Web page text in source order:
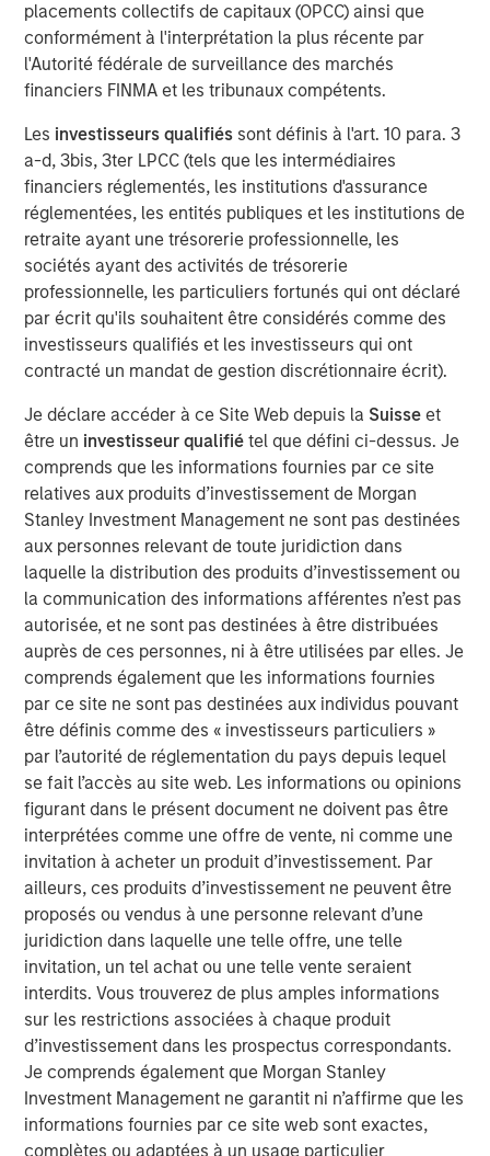
placements collectifs de capitaux (OPCC) ainsi que
conformément à l'interprétation la plus récente par
l'Autorité fédérale de surveillance des marchés
financiers FINMA et les tribunaux compétents.
Les investisseurs qualifiés sont définis à l'art. 10 para. 3
a-d, 3bis, 3ter LPCC (tels que les intermédiaires
financiers réglementés, les institutions d'assurance
réglementées, les entités publiques et les institutions de
retraite ayant une trésorerie professionnelle, les
sociétés ayant des activités de trésorerie
professionnelle, les particuliers fortunés qui ont déclaré
par écrit qu'ils souhaitent être considérés comme des
investisseurs qualifiés et les investisseurs qui ont
contracté un mandat de gestion discrétionnaire écrit).
Je déclare accéder à ce Site Web depuis la Suisse et
être un investisseur qualifiétel que défini ci-dessus. Je
comprends que les informations fournies par ce site
relatives aux produits d’investissement de Morgan
Stanley Investment Management ne sont pas destinées
aux personnes relevant de toute juridiction dans
laquelle la distribution des produits d’investissement ou
la communication des informations afférentes n’est pas
autorisée, et ne sont pas destinées à être distribuées
auprès de ces personnes, ni à être utilisées par elles. Je
comprends également que les informations fournies
par ce site ne sont pas destinées aux individus pouvant
être définis comme des « investisseurs particuliers »
par l’autorité de réglementation du pays depuis lequel
se fait l’accès au site web. Les informations ou opinions
figurant dans le présent document ne doivent pas être
interprétées comme une offre de vente, ni comme une
invitation à acheter un produit d’investissement. Par
ailleurs, ces produits d’investissement ne peuvent être
proposés ou vendus à une personne relevant d’une
juridiction dans laquelle une telle offre, une telle
invitation, un tel achat ou une telle vente seraient
interdits. Vous trouverez de plus amples informations
sur les restrictions associées à chaque produit
d’investissement dans les prospectus correspondants.
Je comprends également que Morgan Stanley
Investment Management ne garantit ni n’affirme que les
informations fournies par ce site web sont exactes,
complètes ou adaptées à un usage particulier
Video
The emergence of China’s DeepSeek poses a significant
challenge to U.S. dominance in artificial intelligence. The
flurry of new startups emerging from the country’s low-
cost AI sector will lead to new investment opportunities.
In this video, Emerging Markets Equity examines the
impact of wider adoption of AI.
Download “China’s DeepSeek Moment”
Équipe Actions Marchés Émergents
The Emerging Markets Equity team combines deep
expertise and local presence in global markets with an
integrated top-down and bottom-up investment approach
to invest in core and growth-oriented portfolios across
non-U.S. markets.
Idées liées
TALES FROM THE EMERGING WORLD
From Electric Vehicles to Humanoids: China’s
Next Manufacturing Leap
TALES FROM THE EMERGING WORLD
Terms of Trade: The Quiet Tailwind Behind
Emerging Market’s Comeback
TALES FROM THE EMERGING WORLD
The Water Constraint
Analyses mises en avant